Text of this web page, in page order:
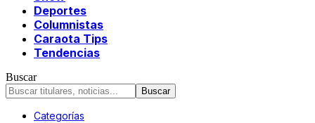
Deportes
Columnistas
Caraota Tips
Tendencias
Buscar
Categorías